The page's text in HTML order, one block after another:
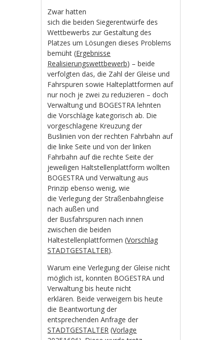
Zwar hatten
sich die beiden Siegerentwürfe des
Wettbewerbs zur Gestaltung des
Platzes um Lösungen dieses Problems
bemüht (Ergebnisse
Realisierungswettbewerb) – beide
verfolgten das, die Zahl der Gleise und
Fahrspuren sowie Halteplattformen auf
nur noch je zwei zu reduzieren – doch
Verwaltung und BOGESTRA lehnten
die Vorschläge kategorisch ab. Die
vorgeschlagene Kreuzung der
Buslinien von der rechten Fahrbahn auf
die linke Seite und von der linken
Fahrbahn auf die rechte Seite der
jeweiligen Haltstellenplattform wollten
BOGESTRA und Verwaltung aus
Prinzip ebenso wenig, wie
die Verlegung der Straßenbahngleise
nach außen und
der Busfahrspuren nach innen
zwischen die beiden
Haltestellenplattformen (Vorschlag
STADTGESTALTER).
Warum eine Verlegung der Gleise nicht
möglich ist, konnten BOGESTRA und
Verwaltung bis heute nicht
erklären. Beide verweigern bis heute
die Beantwortung der
entsprechenden Anfrage der
STADTGESTALTER (Vorlage